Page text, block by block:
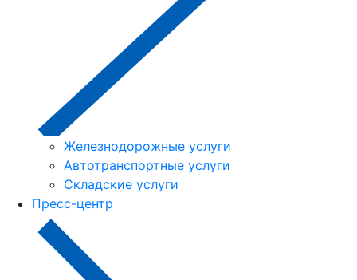
Железнодорожные услуги
Автотранспортные услуги
Складские услуги
Пресс-центр